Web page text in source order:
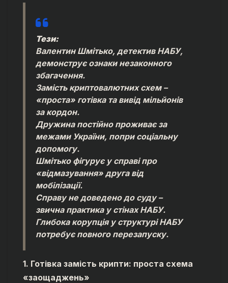
Тези:
Валентин Шмітько, детектив НАБУ,
демонструє ознаки незаконного
збагачення.
Замість криптовалютних схем –
«проста» готівка та вивід мільйонів
за кордон.
Дружина постійно проживає за
межами України, попри соціальну
допомогу.
Шмітько фігурує у справі про
«відмазування» друга від
мобілізації.
Справу не доведено до суду –
звична практика у стінах НАБУ.
Глибока корупція у структурі НАБУ
потребує повного перезапуску.
1. Готівка замість крипти: проста схема
«заощаджень»